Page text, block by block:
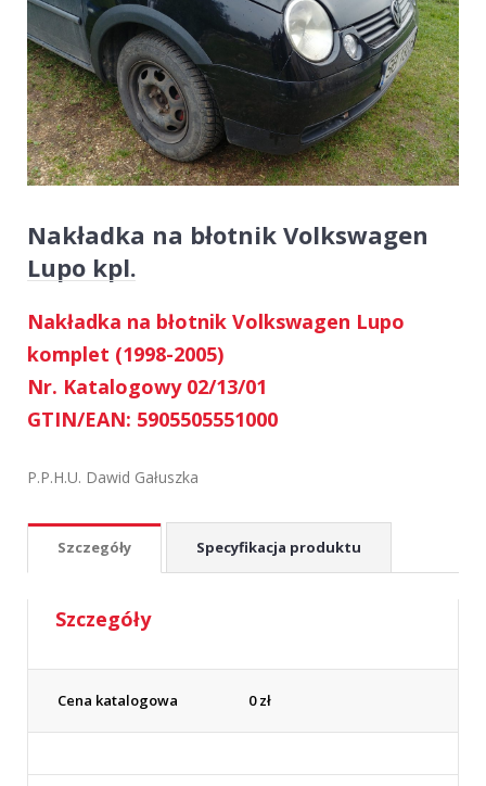
Nakładka na błotnik Volkswagen
Lupo kpl.
Nakładka na błotnik Volkswagen Lupo
komplet (1998-2005)
Nr. Katalogowy 02/13/01
GTIN/EAN: 5905505551000
P.P.H.U. Dawid Gałuszka
Szczegóły Specyfikacja produktu
Szczegóły
Cena katalogowa 0zł